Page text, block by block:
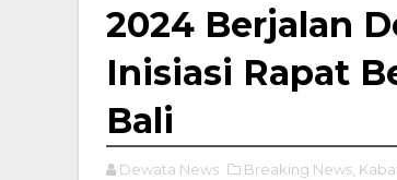
2024 Berjalan
Inisiasi Rapat
Bali
Dewata News Breaking News,